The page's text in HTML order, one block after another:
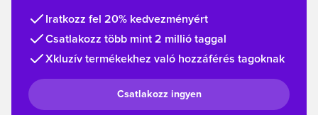
Iratkozz fel 20% kedvezményért
Csatlakozz több mint 2 millió taggal
Xkluzív termékekhez való hozzáférés tagoknak
Csatlakozz ingyen